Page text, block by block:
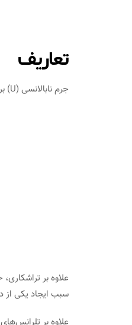
تعاریف
جرم نابالانسی (U) بر اساس تعریف عبارت است از حاصل ضرب جرم (M یا m) در خارج از مرکزی (e یا r)
علاوه بر
سبب ایجاد یکی از
علاوه بر